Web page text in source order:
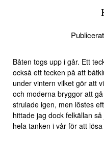
Båten togs upp i går. Ett
också ett tecken på att
under vintern vilket gör att
och moderna bryggor att
strulade igen, men löstes
hittade jag dock felkällan
hela tanken i vår för att